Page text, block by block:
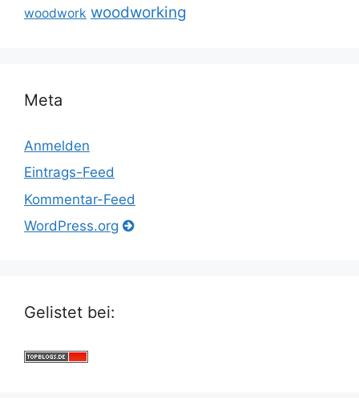
woodwork woodworking
Meta
Anmelden
Eintrags-Feed
Kommentar-Feed
WordPress.org
Gelistet bei: